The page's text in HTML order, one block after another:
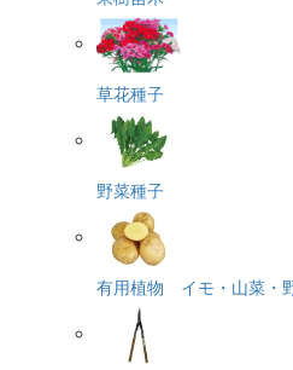
草花種子
野菜種子
有用植物 イモ・山菜・